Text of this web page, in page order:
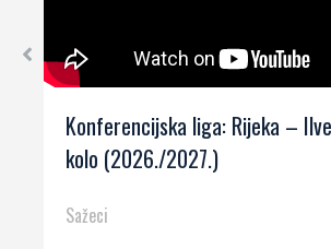
Konferencijska liga: Rijeka –
kolo (2026./2027.)
Sažeci